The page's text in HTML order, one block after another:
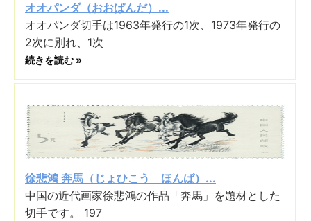
オオパンダ（おおぱんだ）...
オオパンダ切手は1963年発行の1次、1973年発行の
2次に別れ、1次
続きを読む »
徐悲鴻 奔馬（じょひこう ほんば）...
中国の近代画家徐悲鴻の作品「奔馬」を題材とした
切手です。 197